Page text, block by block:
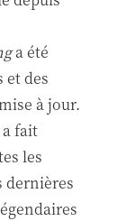
a été
et des
à jour.
fait
les
dernières